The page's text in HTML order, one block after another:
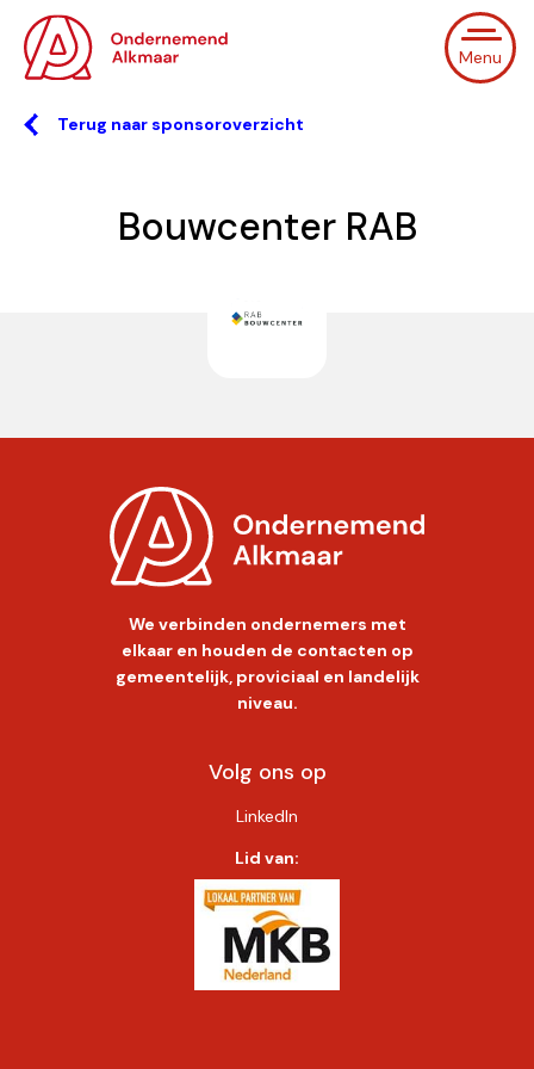
Menu
Terug naar sponsoroverzicht
Bouwcenter RAB
We verbinden ondernemers met
elkaar en houden de contacten op
gemeentelijk, proviciaal en landelijk
niveau.
Volg ons op
LinkedIn
Lid van: